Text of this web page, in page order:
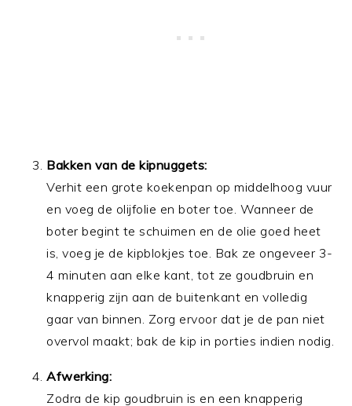
Bakken van de kipnuggets:
Verhit een grote koekenpan op middelhoog vuur
en voeg de olijfolie en boter toe. Wanneer de
boter begint te schuimen en de olie goed heet
is, voeg je de kipblokjes toe. Bak ze ongeveer 3-
4 minuten aan elke kant, tot ze goudbruin en
knapperig zijn aan de buitenkant en volledig
gaar van binnen. Zorg ervoor dat je de pan niet
overvol maakt; bak de kip in porties indien nodig.
Afwerking:
Zodra de kip goudbruin is en een knapperig